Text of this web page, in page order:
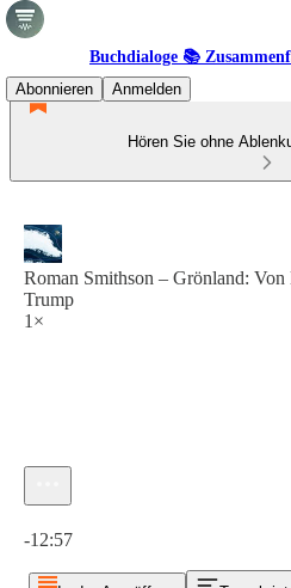
Buchdialoge 📚
Abonnieren
Anmelden
Hören Sie ohne
Roman Smithson – Grönland:
Trump
1×
-12:57